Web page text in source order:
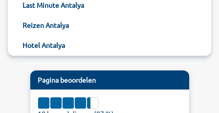
Last Minute Antalya
Reizen Antalya
Hotel Antalya
Pagina beoordelen